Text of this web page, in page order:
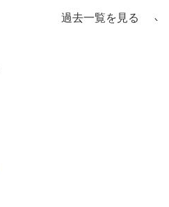
過去一覧を見る